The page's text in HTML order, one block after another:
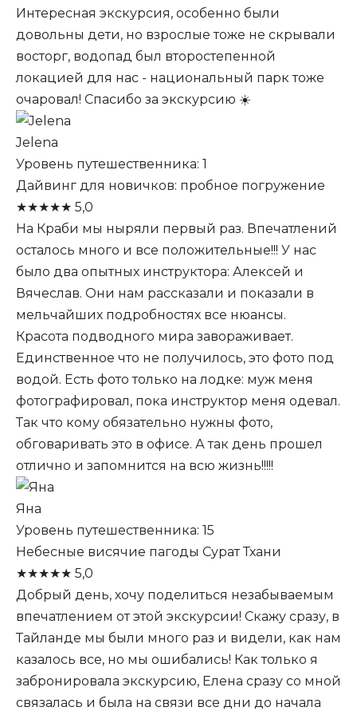
Интересная экскурсия, особенно были
довольны дети, но взрослые тоже не скрывали
восторг, водопад был второстепенной
локацией для нас - национальный парк тоже
очаровал! Спасибо за экскурсию ☀️
Jelena
Уровень путешественника: 1
Дайвинг для новичков: пробное погружение
★★★★★ 5,0
На Краби мы ныряли первый раз. Впечатлений
осталось много и все положительные!!! У нас
было два опытных инструктора: Алексей и
Вячеслав. Они нам рассказали и показали в
мельчайших подробностях все нюансы.
Красота подводного мира завораживает.
Единственное что не получилось, это фото под
водой. Есть фото только на лодке: муж меня
фотографировал, пока инструктор меня одевал.
Так что кому обязательно нужны фото,
обговаривать это в офисе. А так день прошел
отлично и запомнится на всю жизнь!!!!!
Яна
Уровень путешественника: 15
Небесные висячие пагоды Сурат Тхани
★★★★★ 5,0
Добрый день, хочу поделиться незабываемым
впечатлением от этой экскурсии! Скажу сразу, в
Тайланде мы были много раз и видели, как нам
казалось все, но мы ошибались! Как только я
забронировала экскурсию, Елена сразу со мной
связалась и была на связи все дни до начала